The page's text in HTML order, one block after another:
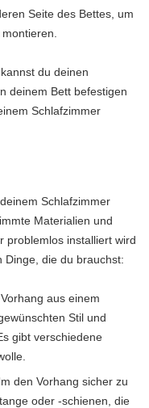
Seite des Bettes, um
du deinen
deinem Bett befestigen
Schlafzimmer
Schlafzimmer
Materialien und
problemlos installiert wird
Dinge, die du brauchst:
aus einem
Stil und
gibt verschiedene
den Vorhang sicher zu
oder -schienen, die